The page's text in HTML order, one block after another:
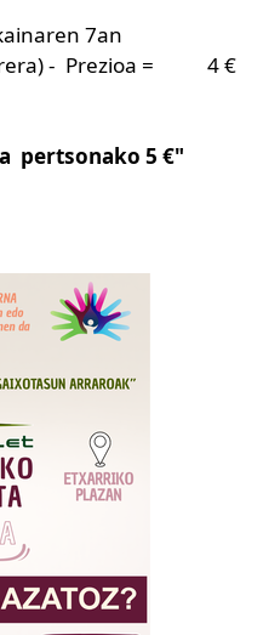
7an
- Prezioa = 4 €
pertsonako 5 €"